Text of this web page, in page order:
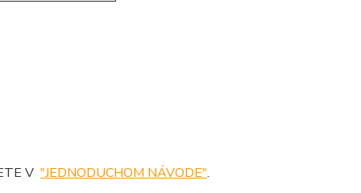
V "JEDNODUCHOM NÁVODE".